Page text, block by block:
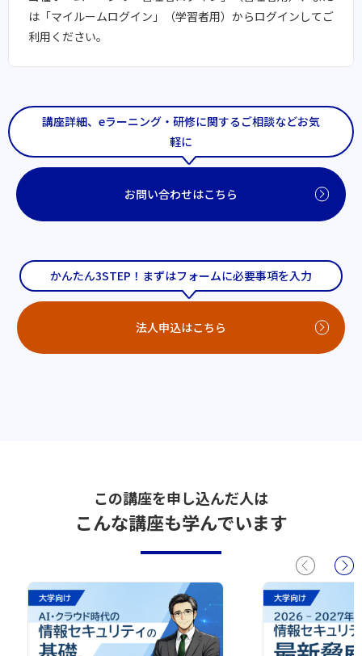
は「マイルームログイン」（学習者用）からログインしてご
利用ください。
講座詳細、eラーニング・研修に関するご相談などお気
軽に
お問い合わせはこちら
かんたん3STEP！まずはフォームに必要事項を入力
法人申込はこちら
この講座を申し込んだ人は
こんな講座も学んでいます